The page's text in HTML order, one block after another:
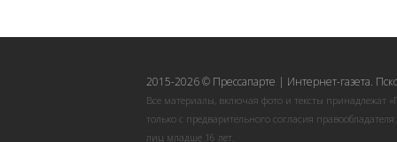
2015-2026 © Прессапарте | Интернет-газета.
Все материалы, включая фото и тексты принадлежат
только с предварительного согласия
лиц младше 16 лет.